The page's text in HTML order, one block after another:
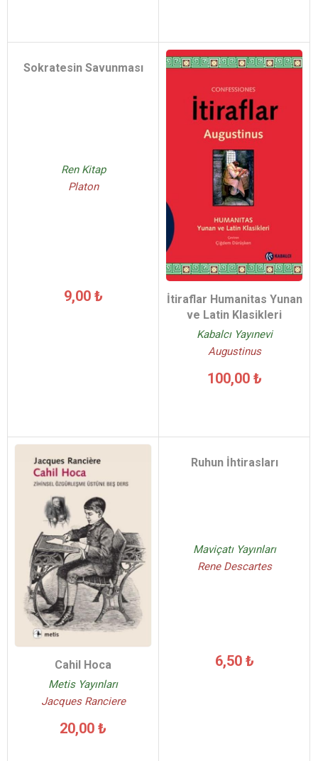
Sokratesin Savunması
Ren Kitap
Platon
9,00 ₺
İtiraflar Humanitas Yunan
ve Latin Klasikleri
Kabalcı Yayınevi
Augustinus
100,00 ₺
Cahil Hoca
Metis Yayınları
Jacques Ranciere
20,00 ₺
Ruhun İhtirasları
Maviçatı Yayınları
Rene Descartes
6,50 ₺